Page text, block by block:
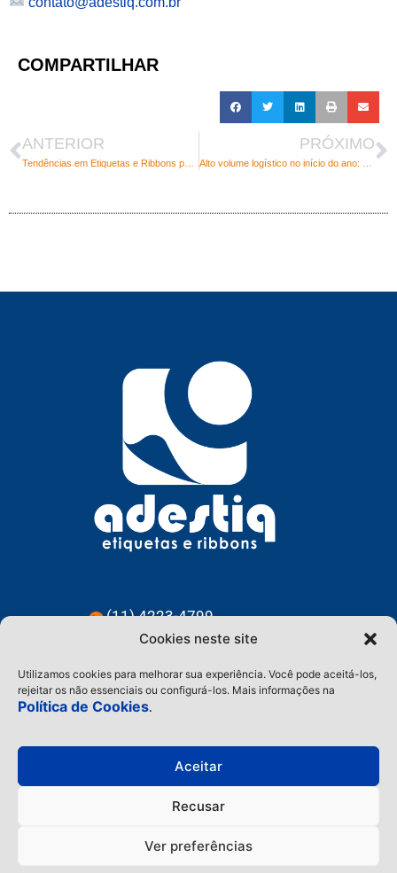
Cookies neste site
Utilizamos cookies para melhorar sua experiência. Você pode aceitá-los,
rejeitar os não essenciais ou configurá-los. Mais informações na
Política de Cookies.
Aceitar
Recusar
Ver preferências
COMPARTILHAR
ANTERIOR PRÓXIMO
(11) 4223-4799
(11) 91228-3583
contato@adestiq.com.br
@adestiq
Home
Adestiq
Etiquetas